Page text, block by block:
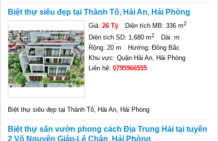
Biệt thự siêu đẹp tại Thành Tô, Hải An, Hải Phòng
Giá:26 Tỷ Diện tích MB: 336 m2
Diện tích SD: 1,680 m2
Dài: m
Rộng: 20 m
Hướng: Đông Bắc
Khu vực: Quận Hải An, Hải Phòng
Liên hệ:0795966555
Biệt thự siêu đẹp tại Thành Tô, Hải An, Hải Phòng
Biệt thự sân vườn phong cách Địa Trung Hải tại tuyến
2 Võ Nguyên Giáp-Lê Chân, Hải Phòng